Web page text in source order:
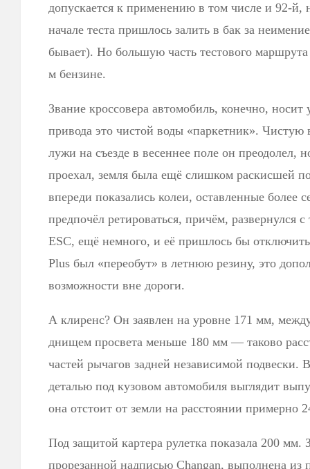
допускается к применению в том числе и 92-й,
начале теста пришлось залить в бак за
бывает). Но большую часть тестового
м бензине.
Звание кроссовера автомобиль, конечно, носит
привода это чистой воды «паркетник». Чистую
лужи на съезде в весеннее поле он преодолел,
проехал, земля была ещё слишком раскисшей
впереди показались колеи, оставленные более
предпочёл ретироваться, причём, развернулся
ESC, ещё немного, и её пришлось бы
Plus был «переобут» в летнюю резину, это
возможности вне дороги.
А клиренс? Он заявлен на уровне 171 мм,
днищем просвета меньше 180 мм — таково
частей рычагов задней независимой подвески.
деталью под кузовом автомобиля выглядит
она отстоит от земли на расстоянии примерно
Под защитой картера рулетка показала 200 мм.
прорезанной надписью Changan, выполнена из